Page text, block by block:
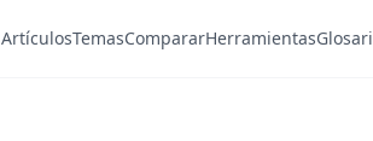
ArtículosTemasCompararHerramientas